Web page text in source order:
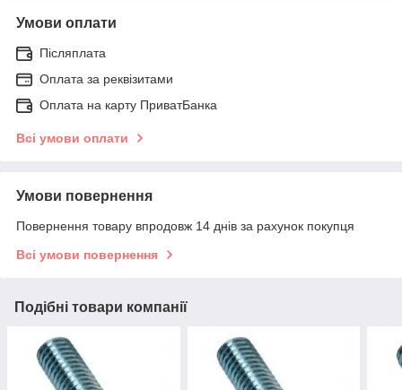
Умови оплати
Післяплата
Оплата за реквізитами
Оплата на карту ПриватБанка
Всі умови оплати
Умови повернення
Повернення товару впродовж 14 днів за рахунок покупця
Всі умови повернення
Подібні товари компанії